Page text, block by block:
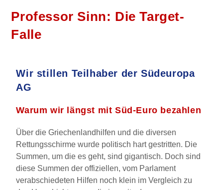
Professor Sinn: Die Target-
Falle
Wir stillen Teilhaber der Südeuropa
AG
Warum wir längst mit Süd-Euro bezahlen
Über die Griechenlandhilfen und die diversen
Rettungsschirme wurde politisch hart gestritten. Die
Summen, um die es geht, sind gigantisch. Doch sind
diese Summen der offiziellen, vom Parlament
verabschiedeten Hilfen noch klein im Vergleich zu